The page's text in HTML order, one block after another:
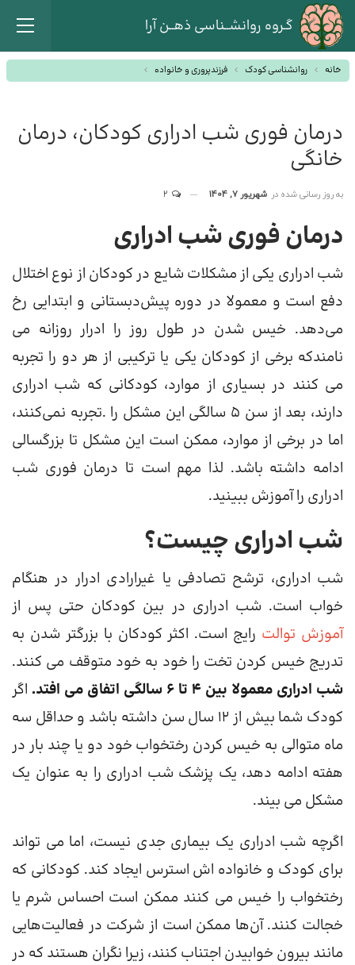
گـروه روانشــناسی ذهــن آرا
خانه روانشناسی کودک فرزندپروری و خانواده
درمان فوری شب ادراری کودکان، درمان
خانگی
به روز رسانی شده در شهریور 7, 1404
درمان فوری شب ادراری
شب ادراری یکی از مشکلات شایع در کودکان از نوع اختلال
دفع است و معمولا در دوره پیش‌دبستانی و ابتدایی رخ
می‌دهد. خیس شدن در طول روز را ادرار روزانه می
نامندکه برخی از کودکان یکی یا ترکیبی از هر دو را تجربه
می کنند در بسیاری از موارد، کودکانی که شب ادراری
دارند، بعد از سن ۵ سالگی این مشکل را .تجربه نمی‌کنند،
اما در برخی از موارد، ممکن است این مشکل تا بزرگسالی
ادامه داشته باشد. لذا مهم است تا درمان فوری شب
ادراری را آموزش ببینید.
شب ادراری چیست؟
شب ادراری، ترشح تصادفی یا غیرارادی ادرار در هنگام
خواب است. شب ادراری در بین کودکان حتی پس از
آموزش توالت رایج است. اکثر کودکان با بزرگتر شدن به
تدریج خیس کردن تخت را خود به خود متوقف می کنند.
شب ادراری معمولا بین 4 تا 6 سالگی اتفاق می افتد.
اگر
کودک شما بیش از 12 سال سن داشته باشد و حداقل سه
ماه متوالی به خیس کردن رختخواب خود دو یا چند بار در
هفته ادامه دهد، یک پزشک شب ادراری را به عنوان یک
مشکل می بیند.
اگرچه شب ادراری یک بیماری جدی نیست، اما می تواند
برای کودک و خانواده اش استرس ایجاد کند. کودکانی که
رختخواب را خیس می کنند ممکن است احساس شرم یا
خجالت کنند. آن‌ها ممکن است از شرکت در فعالیت‌هایی
مانند بیرون خوابیدن اجتناب کنند، زیرا نگران هستند که در